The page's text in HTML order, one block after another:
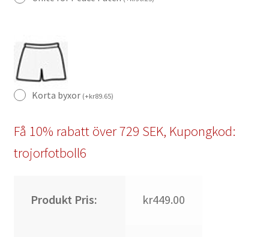
Korta byxor (+kr89.65)
Få 10% rabatt över 729 SEK, Kupongkod:
trojorfotboll6
Produkt Pris: kr449.00